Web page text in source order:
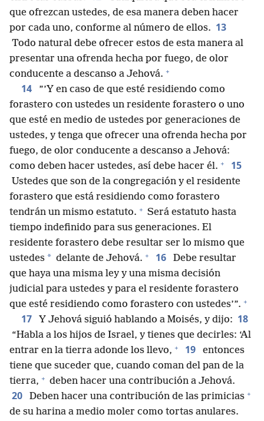
que ofrezcan ustedes, de esa manera deben hacer
por cada uno, conforme al número de ellos. 13
Todo natural debe ofrecer estos de esta manera al
presentar una ofrenda hecha por fuego, de olor
conducente a descanso a Jehová. +
14
”’Y en caso de que esté residiendo como
forastero con ustedes un residente forastero o uno
que esté en medio de ustedes por generaciones de
ustedes, y tenga que ofrecer una ofrenda hecha por
fuego, de olor conducente a descanso a Jehová:
como deben hacer ustedes, así debe hacer él. + 15
Ustedes que son de la congregación y el residente
forastero que está residiendo como forastero
tendrán un mismo estatuto. + Será estatuto hasta
tiempo indefinido para sus generaciones. El
residente forastero debe resultar ser lo mismo que
ustedes * delante de Jehová. + 16
Debe resultar
que haya una misma ley y una misma decisión
judicial para ustedes y para el residente forastero
que esté residiendo como forastero con ustedes’”. +
17 Y Jehová siguió hablando a Moisés, y dijo: 18
“Habla a los hijos de Israel, y tienes que decirles: ‘Al
entrar en la tierra adonde los llevo, + 19
entonces
tiene que suceder que, cuando coman del pan de la
tierra, + deben hacer una contribución a Jehová.
20 Deben hacer una contribución de las primicias +
de su harina a medio moler como tortas anulares.